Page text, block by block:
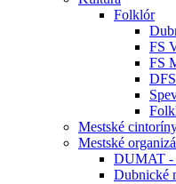
Folklór
FS
FS
Mestské
Mestské
DUMAT -
Dubnické